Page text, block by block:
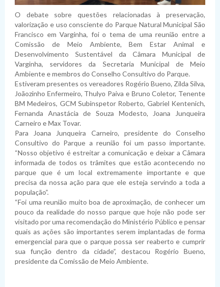
O debate sobre questões relacionadas à preservação,
valorização e uso consciente do Parque Natural Municipal São
Francisco em Varginha, foi o tema de uma reunião entre a
Comissão de Meio Ambiente, Bem Estar Animal e
Desenvolvimento Sustentável da Câmara Municipal de
Varginha, servidores da Secretaria Municipal de Meio
Ambiente e membros do Conselho Consultivo do Parque.
Estiveram presentes os vereadores Rogério Bueno, Zilda Silva,
Joãozinho Enfermeiro, Thulyo Paiva e Bruno Coletor, Tenente
BM Medeiros, GCM Subinspetor Roberto, Gabriel Kentenich,
Fernanda Anastácia de Souza Modesto, Joana Junqueira
Carneiro e Max Tovar.
Para Joana Junqueira Carneiro, presidente do Conselho
Consultivo do Parque a reunião foi um passo importante.
“Nosso objetivo é estreitar a comunicação e deixar a Câmara
informada de todos os trâmites que estão acontecendo no
parque que é um local extremamente importante e que
precisa da nossa ação para que ele esteja servindo a toda a
população”.
“Foi uma reunião muito boa de aproximação, de conhecer um
pouco da realidade do nosso parque que hoje não pode ser
visitado por uma recomendação do Ministério Público e pensar
quais as ações são importantes serem implantadas de forma
emergencial para que o parque possa ser reaberto e cumprir
sua função dentro da cidade”, destacou Rogério Bueno,
presidente da Comissão de Meio Ambiente.